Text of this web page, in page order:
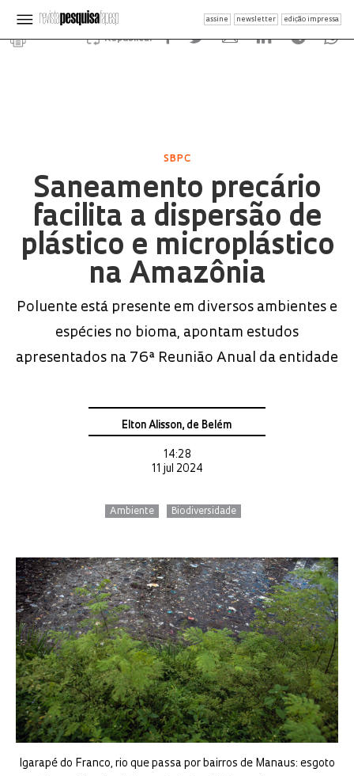
assine newsletter edição impressa
Republicar
SBPC
Saneamento precário
facilita a dispersão de
plástico e microplástico
na Amazônia
Poluente está presente em diversos ambientes e
espécies no bioma, apontam estudos
apresentados na 76ª Reunião Anual da entidade
Elton Alisson, de Belém
14:28
11 jul 2024
Ambiente Biodiversidade
Igarapé do Franco, rio que passa por bairros de Manaus: esgoto